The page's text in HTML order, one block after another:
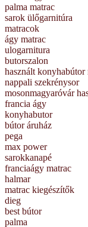
palma matrac
sarok ülőgarnitúra
matracok
ágy matrac
ulogarnitura
butorszalon
használt
nappali szekrénysor
mosonmagyaróvár
francia ágy
konyhabutor
bútor áruház
pega
max power
sarokkanapé
franciaágy matrac
halmar
matrac kiegészítők
dieg
best bútor
palma